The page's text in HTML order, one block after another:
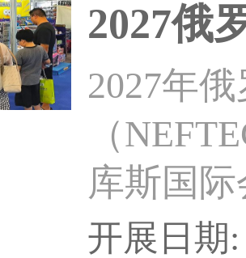
2027俄
2027年
（
库斯国
集团主
开展日期